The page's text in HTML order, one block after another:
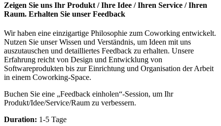
Zeigen Sie uns Ihr Produkt / Ihre Idee / Ihren Service / Ihren
Raum. Erhalten Sie unser Feedback
Wir haben eine einzigartige Philosophie zum Coworking entwickelt.
Nutzen Sie unser Wissen und Verständnis, um Ideen mit uns
auszutauschen und detailliertes Feedback zu erhalten. Unsere
Erfahrung reicht von Design und Entwicklung von
Softwareprodukten bis zur Einrichtung und Organisation der Arbeit
in einem Coworking-Space.
Buchen Sie eine „Feedback einholen“-Session, um Ihr
Produkt/Idee/Service/Raum zu verbessern.
Duration: 1-5 Tage